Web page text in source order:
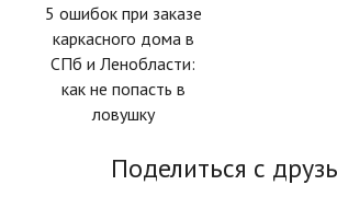
5 ошибок при заказе
каркасного дома в
СПб и Ленобласти:
как не попасть в
ловушку
Поделиться с